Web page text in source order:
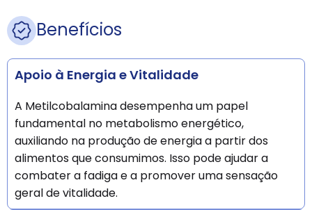
Benefícios
Apoio à Energia e Vitalidade
A Metilcobalamina desempenha um papel
fundamental no metabolismo energético,
auxiliando na produção de energia a partir dos
alimentos que consumimos. Isso pode ajudar a
combater a fadiga e a promover uma sensação
geral de vitalidade.